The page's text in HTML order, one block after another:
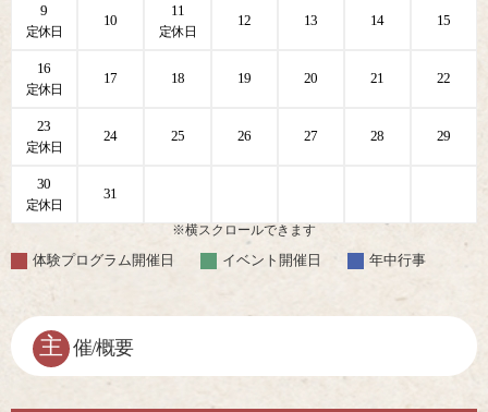
9
定休日
10
11
定休日
12 13 14 15
16
定休日
17 18 19 20 21 22
23
定休日
24 25 26 27 28 29
30
定休日
31
※横スクロールできます
体験プログラム開催日 イベント開催日 年中行事
主 催/概要